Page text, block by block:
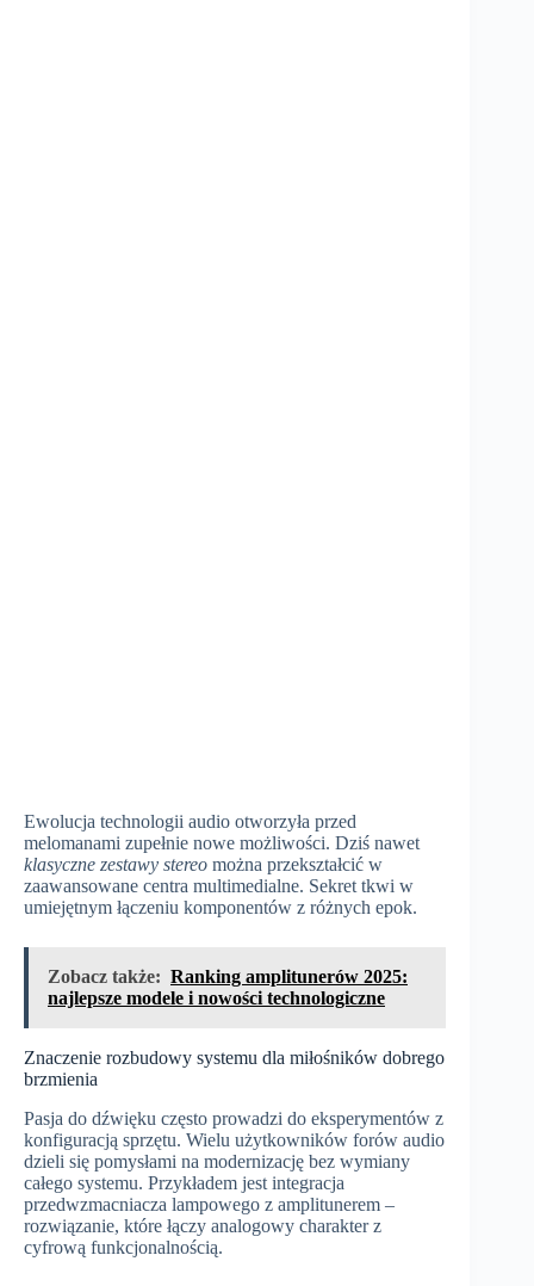
Ewolucja technologii audio otworzyła przed
melomanami zupełnie nowe możliwości. Dziś nawet
klasyczne zestawy stereo można przekształcić w
zaawansowane centra multimedialne. Sekret tkwi w
umiejętnym łączeniu komponentów z różnych epok.
Zobacz także: Ranking amplitunerów 2025:
najlepsze modele i nowości technologiczne
Znaczenie rozbudowy systemu dla miłośników dobrego
brzmienia
Pasja do dźwięku często prowadzi do eksperymentów z
konfiguracją sprzętu. Wielu użytkowników forów audio
dzieli się pomysłami na modernizację bez wymiany
całego systemu. Przykładem jest integracja
przedwzmacniacza lampowego z amplitunerem –
rozwiązanie, które łączy analogowy charakter z
cyfrową funkcjonalnością.